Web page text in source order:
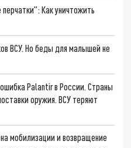
Как уничтожить
ВСУ. Но беды для малышей не
Palantir в России. Страны
оружия. ВСУ теряют
мобилизации и возвращение